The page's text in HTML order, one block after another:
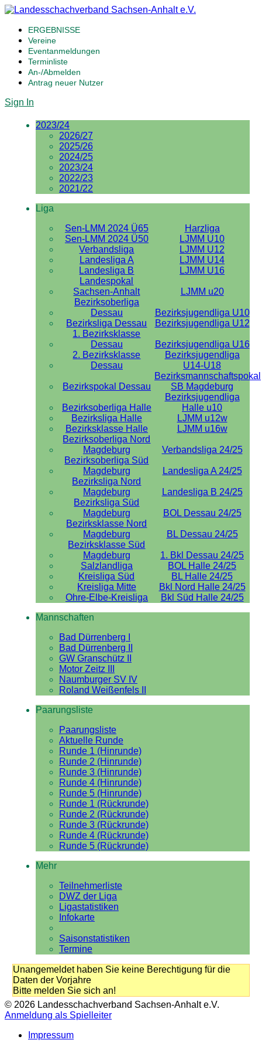
ERGEBNISSE
Vereine
Eventanmeldungen
Terminliste
An-/Abmelden
Antrag neuer Nutzer
Sign In
2023/24
2026/27
2025/26
2024/25
2023/24
2022/23
2021/22
Liga
Sen-LMM 2024 Ü65
Harzliga
Sen-LMM 2024 Ü50
LJMM U10
Verbandsliga
LJMM U12
Landesliga A
LJMM U14
Landesliga B
LJMM U16
Landespokal
Sachsen-Anhalt
LJMM u20
Bezirksoberliga
Dessau
Bezirksjugendliga U10
Bezirksliga Dessau
Bezirksjugendliga U12
1. Bezirksklasse
Dessau
Bezirksjugendliga U16
2. Bezirksklasse
Dessau
Bezirksjugendliga
U14-U18
Bezirkspokal Dessau
Bezirksmannschaftspokal
SB Magdeburg
Bezirksoberliga Halle
Bezirksjugendliga
Halle u10
Bezirksliga Halle
LJMM u12w
Bezirksklasse Halle
LJMM u16w
Bezirksoberliga Nord
Magdeburg
Verbandsliga 24/25
Bezirksoberliga Süd
Magdeburg
Landesliga A 24/25
Bezirksliga Nord
Magdeburg
Landesliga B 24/25
Bezirksliga Süd
Magdeburg
BOL Dessau 24/25
Bezirksklasse Nord
Magdeburg
BL Dessau 24/25
Bezirksklasse Süd
Magdeburg
1. Bkl Dessau 24/25
Salzlandliga
BOL Halle 24/25
Kreisliga Süd
BL Halle 24/25
Kreisliga Mitte
Bkl Nord Halle 24/25
Ohre-Elbe-Kreisliga
Bkl Süd Halle 24/25
Mannschaften
Bad Dürrenberg I
Bad Dürrenberg II
GW Granschütz II
Motor Zeitz III
Naumburger SV IV
Roland Weißenfels II
Paarungsliste
Paarungsliste
Aktuelle Runde
Runde 1 (Hinrunde)
Runde 2 (Hinrunde)
Runde 3 (Hinrunde)
Runde 4 (Hinrunde)
Runde 5 (Hinrunde)
Runde 1 (Rückrunde)
Runde 2 (Rückrunde)
Runde 3 (Rückrunde)
Runde 4 (Rückrunde)
Runde 5 (Rückrunde)
Mehr
Teilnehmerliste
DWZ der Liga
Ligastatistiken
Infokarte
Saisonstatistiken
Termine
Unangemeldet haben Sie keine Berechtigung für die
Daten der Vorjahre
Bitte melden Sie sich an!
© 2026 Landesschachverband Sachsen-Anhalt e.V.
Anmeldung als Spielleiter
Impressum